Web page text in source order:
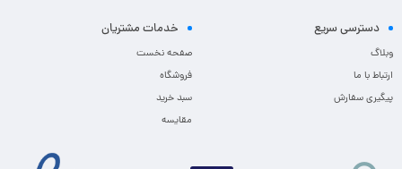
دسترسی سریع
وبلاگ
ارتباط با ما
پیگیری سفارش
خدمات مشتریان
صفحه نخست
فروشگاه
سبد خرید
مقایسه